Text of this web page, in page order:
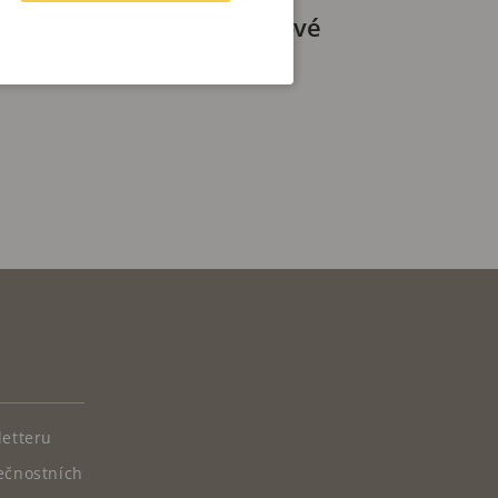
40 let inovací na špičkové